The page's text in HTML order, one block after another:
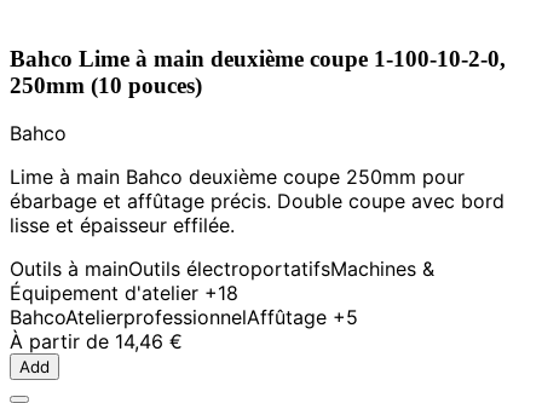
Bahco Lime à main deuxième coupe 1-100-10-2-0,
250mm (10 pouces)
Bahco
Lime à main Bahco deuxième coupe 250mm pour
ébarbage et affûtage précis. Double coupe avec bord
lisse et épaisseur effilée.
Outils à mainOutils électroportatifsMachines &
Équipement d'atelier +18
BahcoAtelierprofessionnelAffûtage +5
À partir de 14,46 €
Add